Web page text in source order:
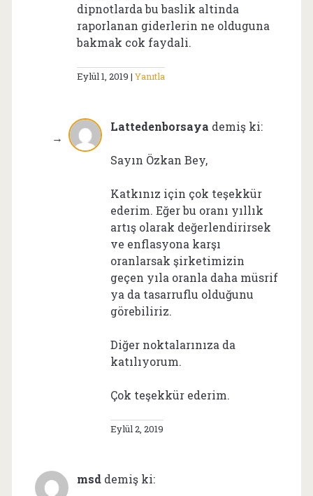
dipnotlarda bu baslik altinda
raporlanan giderlerin ne olduguna
bakmak cok faydali.
Eylül 1, 2019 Yanıtla
Lattedenborsaya demiş ki:
Sayın Özkan Bey,
Katkınız için çok teşekkür
ederim. Eğer bu oranı yıllık
artış olarak değerlendirirsek
ve enflasyona karşı
oranlarsak şirketimizin
geçen yıla oranla daha müsrif
ya da tasarruflu olduğunu
görebiliriz.
Diğer noktalarınıza da
katılıyorum.
Çok teşekkür ederim.
Eylül 2, 2019
msd demiş ki: